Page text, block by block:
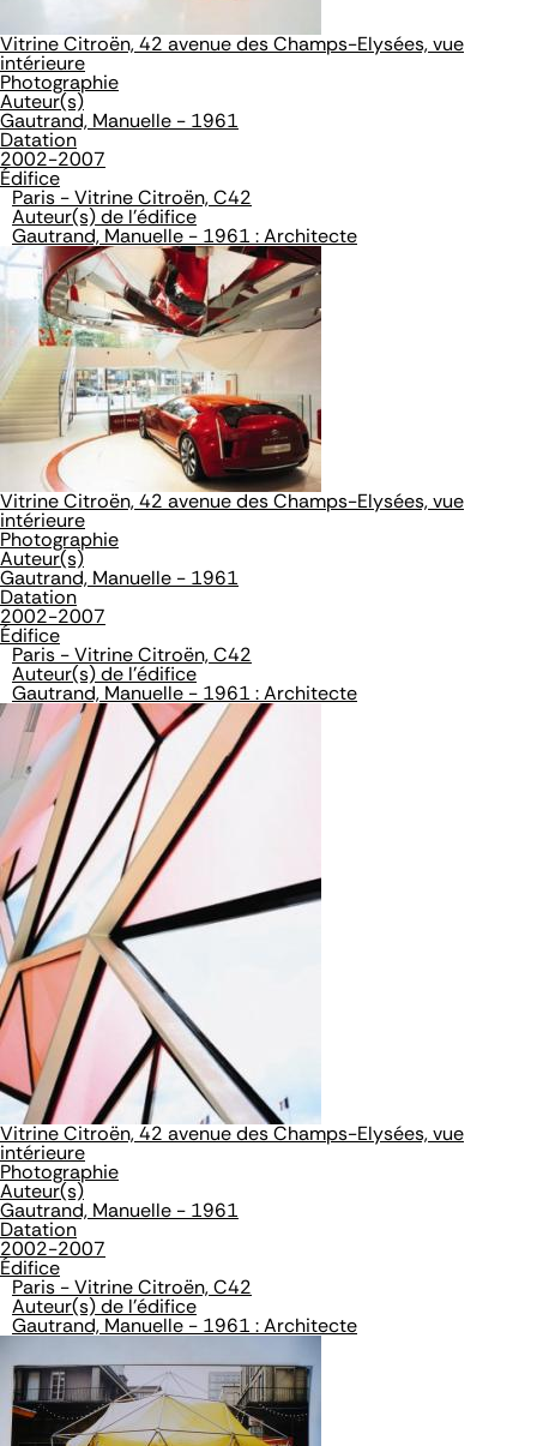
Vitrine Citroën, 42 avenue des Champs-Elysées, vue
intérieure
Photographie
Auteur(s)
Gautrand, Manuelle - 1961
Datation
2002-2007
Édifice
Paris - Vitrine Citroën, C42
Auteur(s) de l'édifice
Gautrand, Manuelle - 1961 : Architecte
Vitrine Citroën, 42 avenue des Champs-Elysées, vue
intérieure
Photographie
Auteur(s)
Gautrand, Manuelle - 1961
Datation
2002-2007
Édifice
Paris - Vitrine Citroën, C42
Auteur(s) de l'édifice
Gautrand, Manuelle - 1961 : Architecte
Vitrine Citroën, 42 avenue des Champs-Elysées, vue
intérieure
Photographie
Auteur(s)
Gautrand, Manuelle - 1961
Datation
2002-2007
Édifice
Paris - Vitrine Citroën, C42
Auteur(s) de l'édifice
Gautrand, Manuelle - 1961 : Architecte